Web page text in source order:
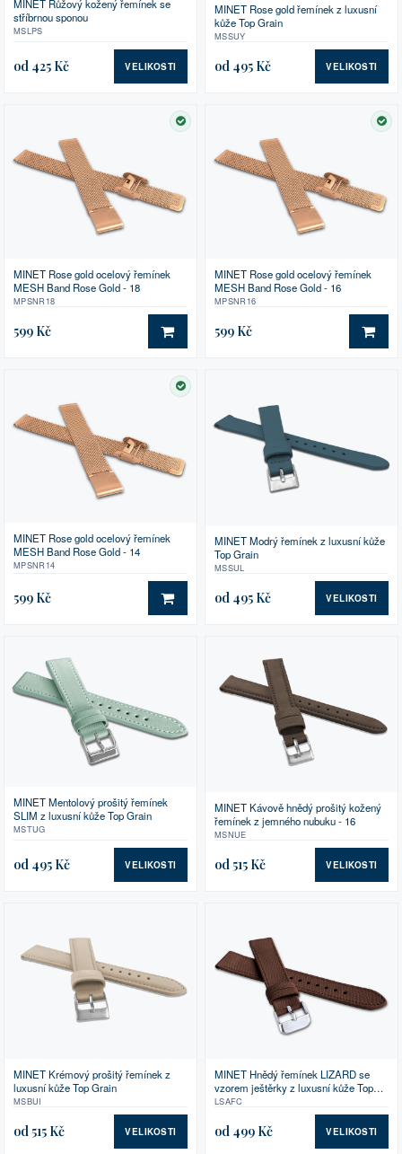
MINET Růžový kožený řemínek se
stříbrnou sponou
MSLPS
od 425 Kč VELIKOSTI
MINET Rose gold řemínek z luxusní
kůže Top Grain
MSSUY
od 495 Kč VELIKOSTI
SKLADEM
MINET Rose gold ocelový řemínek
MESH Band Rose Gold - 18
MPSNR18
599 Kč DO KOŠÍKU
MINET Rose gold ocelový řemínek
MESH Band Rose Gold - 16
MPSNR16
599 Kč DO
SKLADEM
MINET Rose gold ocelový řemínek
MESH Band Rose Gold - 14
MPSNR14
599 Kč DO KOŠÍKU
MINET Modrý řemínek z luxusní kůže
Top Grain
MSSUL
od 495 Kč VELIKOSTI
MINET Mentolový prošitý řemínek
SLIM z luxusní kůže Top Grain
MSTUG
od 495 Kč VELIKOSTI
MINET Kávově hnědý prošitý kožený
řemínek z jemného nubuku - 16
MSNUE
od 515 Kč VELIKOSTI
MINET Krémový prošitý řemínek z
luxusní kůže Top Grain
MSBUI
od 515 Kč VELIKOSTI
MINET Hnědý řemínek LIZARD se
vzorem ještěrky z luxusní kůže Top
Grain
LSAFC
od 499 Kč VELIKOSTI